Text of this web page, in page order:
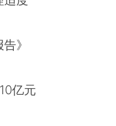
》
亿元